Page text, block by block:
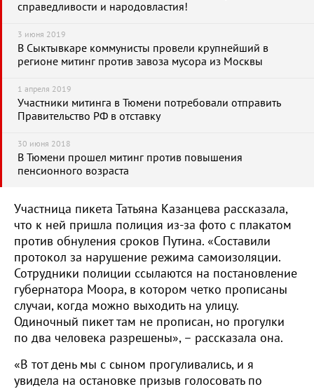
справедливости и народовластия!
3 июня 2019
В Сыктывкаре коммунисты провели крупнейший в
регионе митинг против завоза мусора из Москвы
1 апреля 2019
Участники митинга в Тюмени потребовали отправить
Правительство РФ в отставку
30 июня 2018
В Тюмени прошел митинг против повышения
пенсионного возраста
Участница пикета Татьяна Казанцева рассказала,
что к ней пришла полиция из-за фото с плакатом
против обнуления сроков Путина. «Составили
протокол за нарушение режима самоизоляции.
Сотрудники полиции ссылаются на постановление
губернатора Моора, в котором четко прописаны
случаи, когда можно выходить на улицу.
Одиночный пикет там не прописан, но прогулки
по два человека разрешены», – рассказала она.
«В тот день мы с сыном прогуливались, и я
увидела на остановке призыв голосовать по